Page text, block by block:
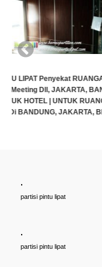
HOTEL, Ruang
.
partisi pintu lipat
.
partisi pintu lipat